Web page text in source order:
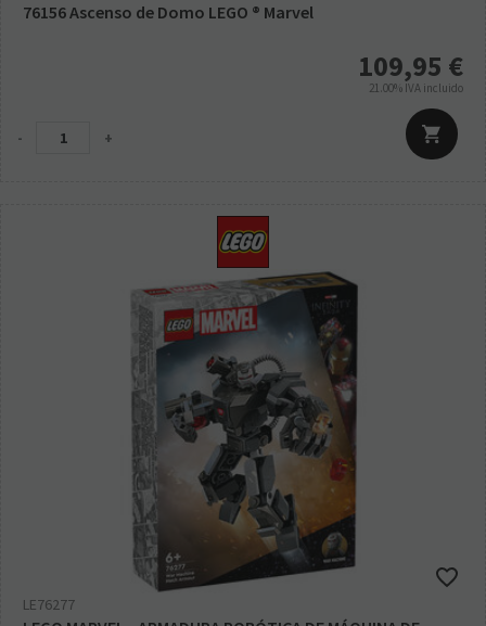
76156 Ascenso de Domo LEGO ® Marvel
109,95 €
21.00% IVA incluido
- +
LE76277